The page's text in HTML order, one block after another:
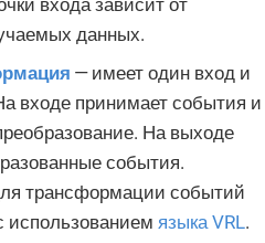
данных.
— имеет один вход и
входе принимает события и
На выходе
события.
трансформации событий
использованием языка VRL.